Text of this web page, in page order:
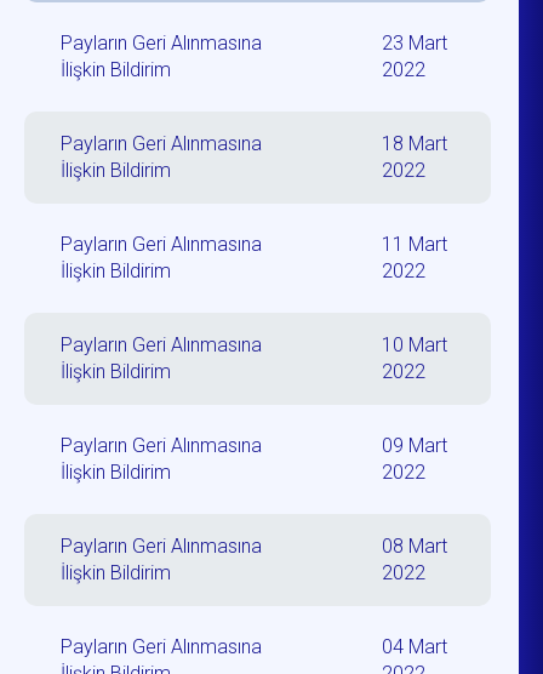
Payların Geri Alınmasına
İlişkin Bildirim
23 Mart
2022
Payların Geri Alınmasına
İlişkin Bildirim
18 Mart
2022
Payların Geri Alınmasına
İlişkin Bildirim
11 Mart
2022
Payların Geri Alınmasına
İlişkin Bildirim
10 Mart
2022
Payların Geri Alınmasına
İlişkin Bildirim
09 Mart
2022
Payların Geri Alınmasına
İlişkin Bildirim
08 Mart
2022
Payların Geri Alınmasına
04 Mart